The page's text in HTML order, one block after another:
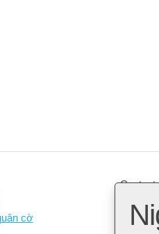
cờ
Contact
Open